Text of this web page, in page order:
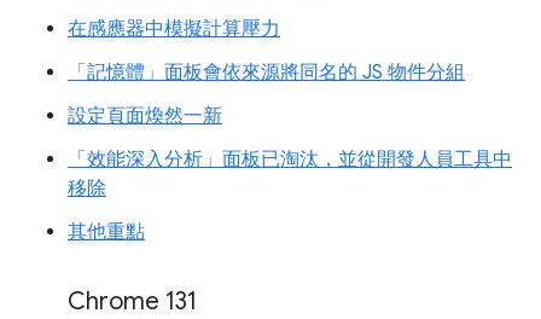
在感應器中模擬計算壓力
「記憶體」面板會依來源將同名的 JS 物件分組
設定頁面煥然一新
「效能深入分析」面板已淘汰，並從開發人員工具中
移除
其他重點
Chrome 131